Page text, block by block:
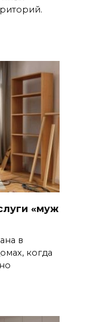
«муж
в
когда